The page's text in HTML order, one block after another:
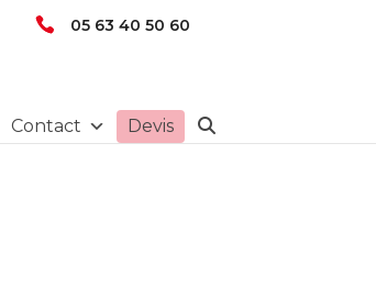
05 63 40 50 60
Contact Devis